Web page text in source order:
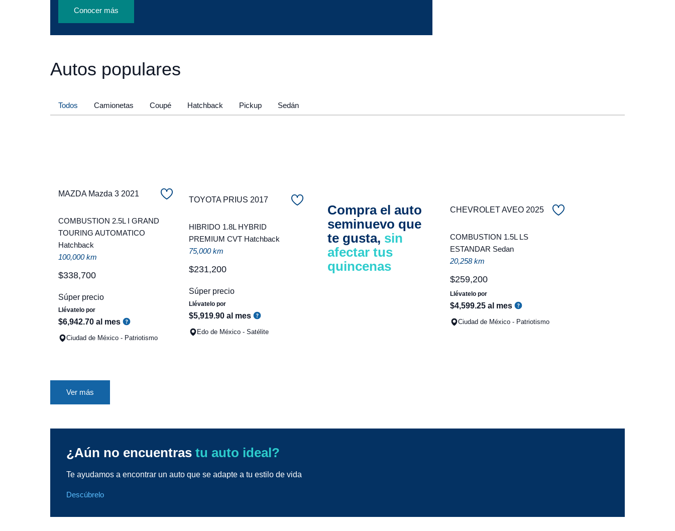
Conocer más
Autos populares
Todos Camionetas Coupé Hatchback Pickup Sedán
MAZDA Mazda 3 2021
COMBUSTION 2.5L I GRAND
TOURING AUTOMATICO
Hatchback
100,000 km
$338,700
Súper precio
Llévatelo por
$6,942.70 al mes
Ciudad de México - Patriotismo
TOYOTA PRIUS 2017
HIBRIDO 1.8L HYBRID
PREMIUM CVT Hatchback
75,000 km
$231,200
Súper precio
Llévatelo por
$5,919.90 al mes
Edo de México - Satélite
Compra el auto
seminuevo que
te gusta, sin
afectar tus
quincenas
CHEVROLET AVEO 2025
COMBUSTION 1.5L LS
ESTANDAR Sedan
20,258 km
$259,200
Llévatelo por
$4,599.25 al mes
Ciudad de México - Patriotismo
Ver más
¿Aún no encuentras tu auto ideal?
Te ayudamos a encontrar un auto que se adapte a tu estilo de vida
Descúbrelo